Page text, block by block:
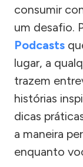
consumir
um desafio.
Podcasts
lugar, a
trazem
histórias
dicas
a maneira
enquanto